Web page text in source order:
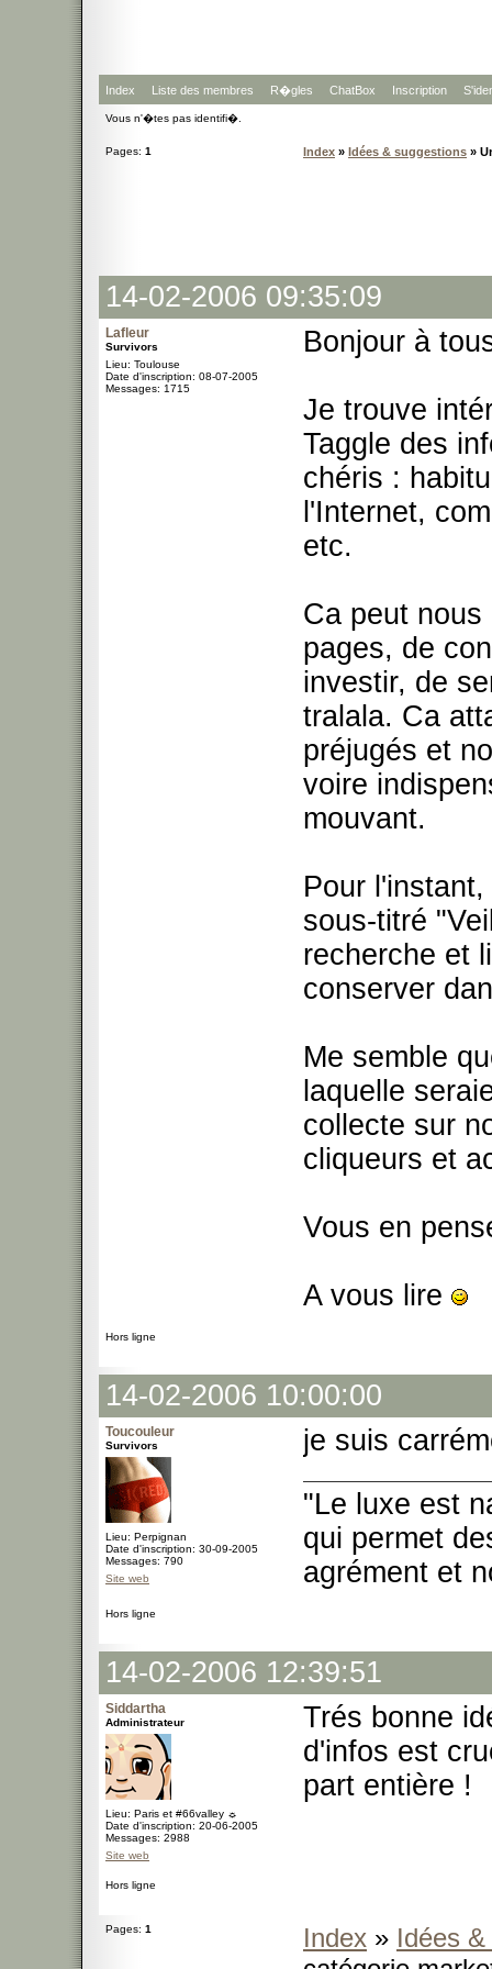
Index Liste des membres R�gles ChatBox Inscription
Vous n'�tes pas identifi�.
Pages: 1 Index » Idées & suggestions »
14-02-2006 09:35:09
Lafleur
Survivors
Lieu: Toulouse
Date d'inscription: 08-07-2005
Messages: 1715
Bonjour à
Je trouve
Taggle des
chéris :
l'Internet,
etc.
Ca peut
pages, de
investir, de
tralala. Ca
préjugés et
voire
mouvant.
Pour
sous-titré
recherche et
conserver
Me semble
laquelle
collecte sur
cliqueurs et
Vous en
A vous lire
Hors ligne
14-02-2006 10:00:00
Toucouleur
Survivors
Lieu: Perpignan
Date d'inscription: 30-09-2005
Messages: 790
Site web
je suis
"Le luxe est
qui permet
agrément et
Hors ligne
14-02-2006 12:39:51
Siddartha
Administrateur
Lieu: Paris et #66valley ☼
Date d'inscription: 20-06-2005
Messages: 2988
Site web
Trés bonne
d'infos est
part entière !
Hors ligne
Pages: 1 Index » Idées